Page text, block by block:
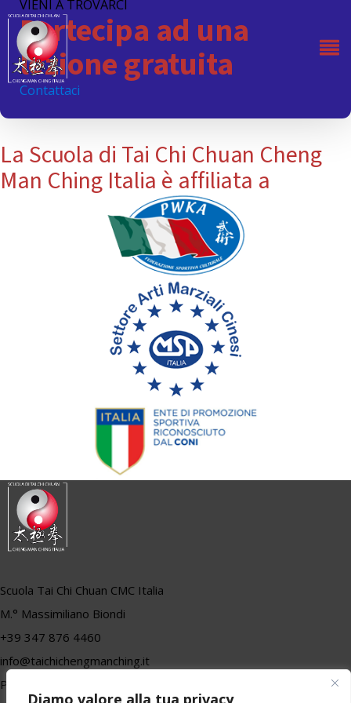
Diamo valore alla tua privacy
VIENI A TROVARCI
Partecipa ad una
lezione gratuita
Contattaci
La Scuola di Tai Chi Chuan Cheng
Man Ching Italia è affiliata a
Scuola Tai Chi Chuan CMC Italia
M.° Massimiliano Biondi
+39 347 876 4460
info@taichichengmanching.it
P.iva 01557710470